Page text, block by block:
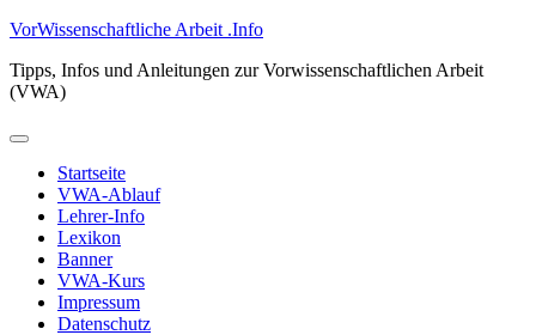
Zum
springen
VorWissenschaftliche Arbeit .Info
Tipps, Infos und Anleitungen zur Vorwissenschaftlichen Arbeit
(VWA)
Primäres
Startseite
VWA-Ablauf
Lehrer-Info
Lexikon
Banner
VWA-Kurs
Impressum
Datenschutz